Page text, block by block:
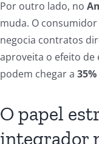
Por outro lado, no
muda. O
negocia contratos
aproveita o efeito de
podem chegar a
O papel
integrador